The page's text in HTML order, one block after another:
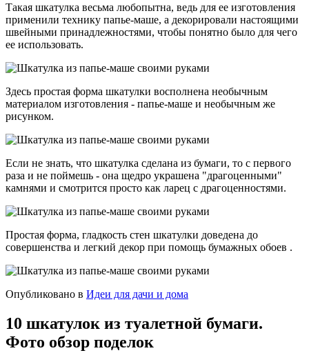
Такая шкатулка весьма любопытна, ведь для ее изготовления
применили технику папье-маше, а декорировали настоящими
швейными принадлежностями, чтобы понятно было для чего
ее использовать.
Здесь простая форма шкатулки восполнена необычным
материалом изготовления - папье-маше и необычным же
рисунком.
Если не знать, что шкатулка сделана из бумаги, то с первого
раза и не поймешь - она щедро украшена "драгоценными"
камнями и смотрится просто как ларец с драгоценностями.
Простая форма, гладкость стен шкатулки доведена до
совершенства и легкий декор при помощь бумажных обоев .
Опубликовано в Идеи для дачи и дома
10 шкатулок из туалетной бумаги.
Фото обзор поделок